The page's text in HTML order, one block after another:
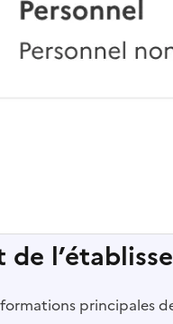
de
principales